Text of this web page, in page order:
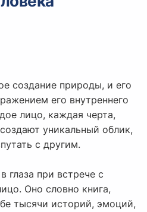
создание природы, и его
его внутреннего
лицо, каждая черта,
уникальный облик,
с другим.
глаза при встрече с
Оно словно книга,
тысячи историй, эмоций,